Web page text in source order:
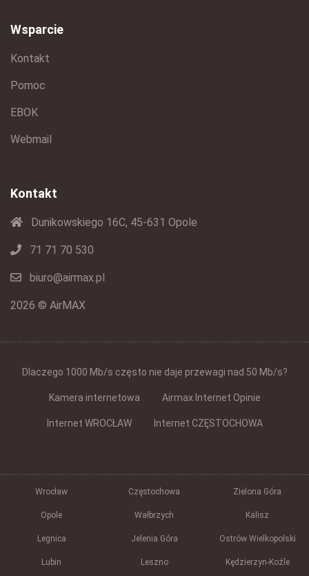
Wsparcie
Kontakt
Pomoc
EBOK
Webmail
Kontakt
Dunikowskiego 16C, 45-631 Opole
71 71 70 530
biuro@airmax.pl
2026 © AirMAX
Dlaczego 1000 Mb/s często nie daje przewagi nad 50 Mb/s?
Kamera internetowa Airmax Internet Opinie
Internet WROCŁAW Internet CZĘSTOCHOWA
Wrocław Częstochowa Zielona Góra
Opole Wałbrzych Kalisz
Legnica Jelenia Góra Ostrów Wielkopolski
Lubin Leszno Kędzierzyn-Koźle